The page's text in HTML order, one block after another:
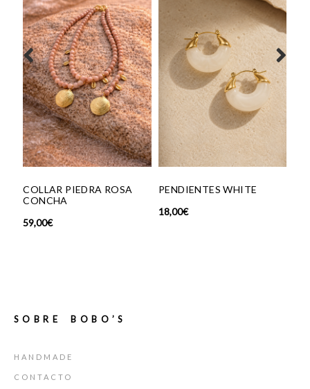
ROSA
PENDIENTES WHITE
GAFAS GRADUADAS
OSAKA CAREY
70,00€
SOBRE BOBO’S
HANDMADE
CONTACTO